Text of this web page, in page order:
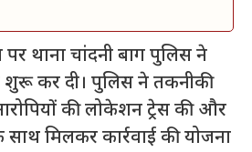
पर थाना चांदनी बाग पुलिस ने
शुरू कर दी। पुलिस ने तकनीकी
की लोकेशन ट्रेस की और
मिलकर कार्रवाई की योजना